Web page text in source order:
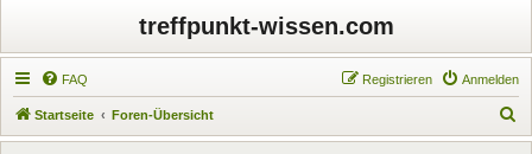
treffpunkt-wissen.com
FAQ Anmelden
Registrieren
Startseite Foren-Übersicht
u